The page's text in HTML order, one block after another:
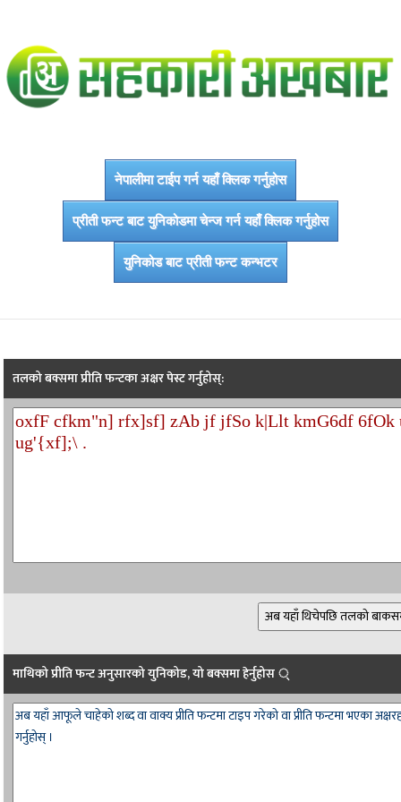
नेपालीमा टाईप गर्न यहाँ क्लिक गर्नुहोस
प्रीती फन्ट बाट युनिकोडमा चेन्ज गर्न यहाँ क्लिक गर्नुहोस
युनिकोड बाट प्रीती फन्ट कन्भटर
तलको बक्समा प्रीति फन्टका अक्षर पेस्ट गर्नुहोस्:
माथिको प्रीति फन्ट अनुसारको युनिकोड, यो बक्समा हेर्नुहोस